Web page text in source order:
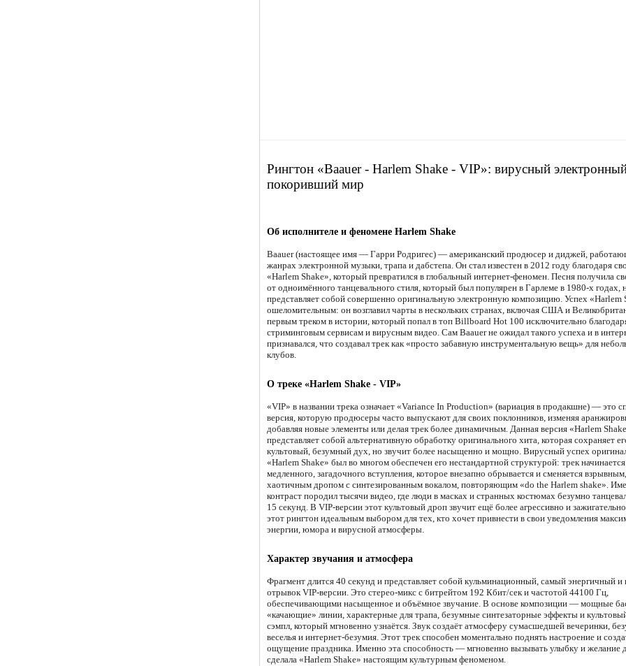
Рингтон «Baauer - Harlem Shake - VIP»: вирусный
покоривший мир
Об исполнителе и феномене Harlem Shake
Baauer (настоящее имя — Гарри Родригес) — американский продюсер и диджей,
жанрах электронной музыки, трапа и дабстепа. Он стал известен в 2012 году благодаря
«Harlem Shake», который превратился в глобальный интернет-феномен. Песня получила
от одноимённого танцевального стиля, который был популярен в Гарлеме в 1980-х годах,
представляет собой совершенно оригинальную электронную композицию. Успех «Harlem
ошеломительным: он возглавил чарты в нескольких странах, включая США и
первым треком в истории, который попал в топ Billboard Hot 100 исключительно
стриминговым сервисам и вирусным видео. Сам Baauer не ожидал такого успеха и в
признавался, что создавал трек как «просто забавную инструментальную вещь» для
клубов.
О треке «Harlem Shake - VIP»
«VIP» в названии трека означает «Variance In Production» (вариация в продакшне) — это
версия, которую продюсеры часто выпускают для своих поклонников, изменяя
добавляя новые элементы или делая трек более динамичным. Данная версия «Harlem
представляет собой альтернативную обработку оригинального хита, которая сохраняет
культовый, безумный дух, но звучит более насыщенно и мощно. Вирусный успех
«Harlem Shake» был во многом обеспечен его нестандартной структурой: трек
медленного, загадочного вступления, которое внезапно обрывается и сменяется взрывным,
хаотичным дропом с синтезированным вокалом, повторяющим «do the Harlem shake».
контраст породил тысячи видео, где люди в масках и странных костюмах безумно
15 секунд. В VIP-версии этот культовый дроп звучит ещё более агрессивно и
этот рингтон идеальным выбором для тех, кто хочет привнести в свои уведомления
энергии, юмора и вирусной атмосферы.
Характер звучания и атмосфера
Фрагмент длится 40 секунд и представляет собой кульминационный, самый энергичный и
отрывок VIP-версии. Это стерео-микс с битрейтом 192 Кбит/сек и частотой 44100 Гц,
обеспечивающими насыщенное и объёмное звучание. В основе композиции — мощные
«качающие» линии, характерные для трапа, безумные синтезаторные эффекты и
сэмпл, который мгновенно узнаётся. Звук создаёт атмосферу сумасшедшей вечеринки,
веселья и интернет-безумия. Этот трек способен моментально поднять настроение и
ощущение праздника. Именно эта способность — мгновенно вызывать улыбку и желание
сделала «Harlem Shake» настоящим культурным феноменом.